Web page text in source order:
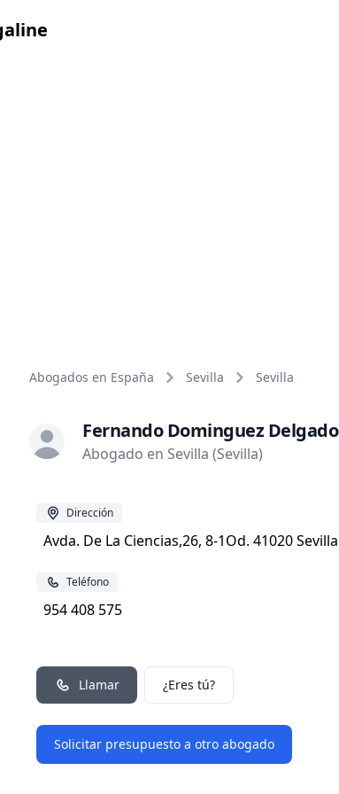
Abogados en España Sevilla Sevilla
Fernando Dominguez Delgado
Abogado en Sevilla (Sevilla)
Dirección
Avda. De La Ciencias,26, 8-1Od. 41020 Sevilla
Teléfono
954 408 575
Llamar ¿Eres tú?
Solicitar presupuesto a otro abogado